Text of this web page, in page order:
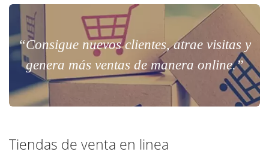
“Consigue nuevos clientes, atrae visitas y
genera más ventas de manera online.”
Tiendas de venta en linea